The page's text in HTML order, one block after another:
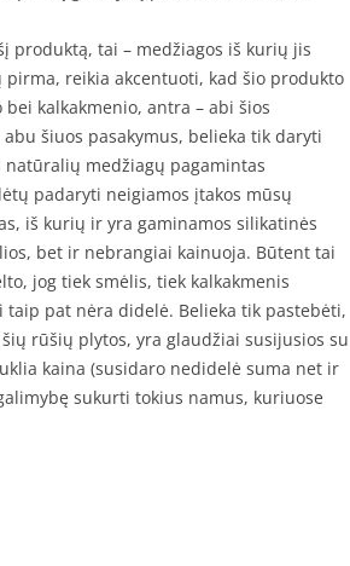
produktą, tai – medžiagos iš kurių jis
reikia akcentuoti, kad šio produkto
kalkakmenio, antra – abi šios
šiuos pasakymus, belieka tik daryti
natūralių medžiagų pagamintas
padaryti neigiamos įtakos mūsų
iš kurių ir yra gaminamos silikatinės
bet ir nebrangiai kainuoja. Būtent tai
jog tiek smėlis, tiek kalkakmenis
taip pat nėra didelė. Belieka tik pastebėti,
rūšių plytos, yra glaudžiai susijusios su
kaina (susidaro nedidelė suma net ir
sukurti tokius namus, kuriuose